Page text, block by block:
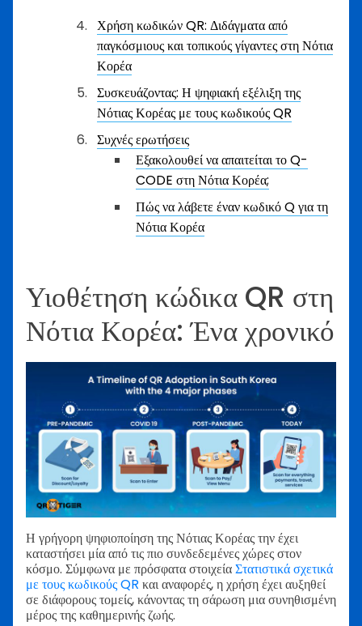
Χρήση κωδικών QR: Διδάγματα από
παγκόσμιους και τοπικούς γίγαντες στη Νότια
Κορέα
Συσκευάζοντας: Η ψηφιακή εξέλιξη της
Νότιας Κορέας με τους κωδικούς QR
Συχνές ερωτήσεις
Εξακολουθεί να απαιτείται το Q-
CODE στη Νότια Κορέα;
Πώς να λάβετε έναν κωδικό Q για τη
Νότια Κορέα
Υιοθέτηση κώδικα QR στη
Νότια Κορέα: Ένα χρονικό
Η γρήγορη ψηφιοποίηση της Νότιας Κορέας την έχει
καταστήσει μία από τις πιο συνδεδεμένες χώρες στον
κόσμο. Σύμφωνα με πρόσφατα στοιχείαΣτατιστικά σχετικά
με τους κωδικούς QR και αναφορές, η χρήση έχει αυξηθεί
σε διάφορους τομείς, κάνοντας τη σάρωση μια συνηθισμένη
μέρος της καθημερινής ζωής.